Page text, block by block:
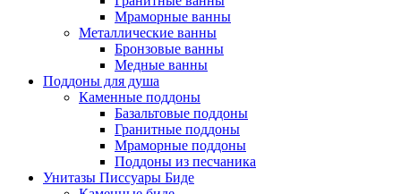
Мраморные ванны
Металлические ванны
Бронзовые ванны
Медные ванны
Поддоны для душа
Каменные поддоны
Базальтовые поддоны
Гранитные поддоны
Мраморные поддоны
Поддоны из песчаника
Унитазы Писсуары Биде